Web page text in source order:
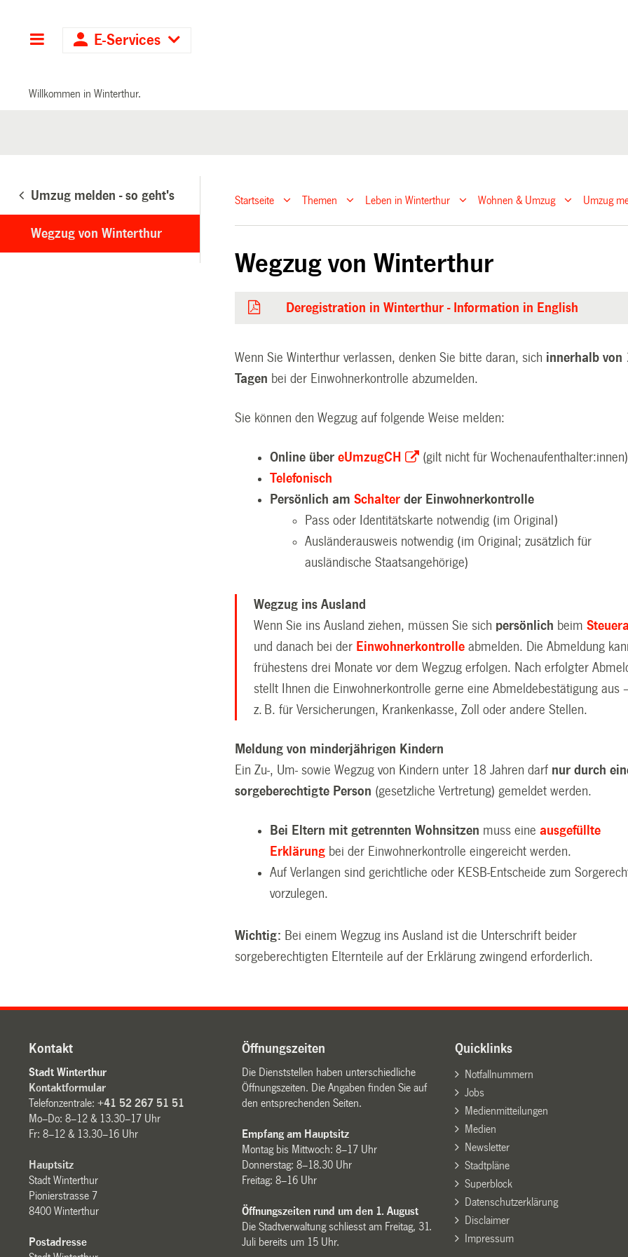
Hauptnavigation
E-Services
Willkommen in Winterthur.
Umzug melden - so geht's
Wegzug von Winterthur
Startseite Themen Leben in Winterthur Wohnen & Umzug Umzug
Wegzug von Winterthur
Deregistration in Winterthur - Information in English
Wenn Sie Winterthur verlassen, denken Sie bitte daran, sich innerhalb von
Tagen bei der Einwohnerkontrolle abzumelden.
Sie können den Wegzug auf folgende Weise melden:
Online übereUmzugCH
(gilt nicht für Wochenaufenthalter:innen)
Telefonisch
Persönlich amSchalter der Einwohnerkontrolle
Pass oder Identitätskarte notwendig (im Original)
Ausländerausweis notwendig (im Original; zusätzlich für
ausländische Staatsangehörige)
Wegzug ins Ausland
Wenn Sie ins Ausland ziehen, müssen Sie sich persönlich beim
und danach bei der Einwohnerkontrolle abmelden. Die Abmeldung
frühestens drei Monate vor dem Wegzug erfolgen. Nach erfolgter
stellt Ihnen die Einwohnerkontrolle gerne eine Abmeldebestätigung aus
z. B. für Versicherungen, Krankenkasse, Zoll oder andere Stellen.
Meldung von minderjährigen Kindern
Ein Zu-, Um- sowie Wegzug von Kindern unter 18 Jahren darf nur durch
sorgeberechtigte Person (gesetzliche Vertretung) gemeldet werden.
Bei Eltern mit getrennten Wohnsitzen muss eineausgefüllte
Erklärung bei der Einwohnerkontrolle eingereicht werden.
Auf Verlangen sind gerichtliche oder KESB-Entscheide zum
vorzulegen.
Wichtig: Bei einem Wegzug ins Ausland ist die Unterschrift beider
sorgeberechtigten Elternteile auf der Erklärung zwingend erforderlich.
Kontakt
Stadt Winterthur
Kontaktformular
Telefonzentrale:+41 52 267 51 51
Mo–Do: 8–12 & 13.30–17 Uhr
Fr: 8–12 & 13.30–16 Uhr
Hauptsitz
Stadt Winterthur
Pionierstrasse 7
8400 Winterthur
Postadresse
Öffnungszeiten
Die Dienststellen haben unterschiedliche
Öffnungszeiten. Die Angaben finden Sie auf
den entsprechenden Seiten.
Empfang am Hauptsitz
Montag bis Mittwoch: 8–17 Uhr
Donnerstag: 8–18.30 Uhr
Freitag: 8–16 Uhr
Öffnungszeiten rund um den 1. August
Die Stadtverwaltung schliesst am Freitag, 31.
Juli bereits um 15 Uhr.
Quicklinks
Notfallnummern
Jobs
Medienmitteilungen
Medien
Newsletter
Stadtpläne
Superblock
Datenschutzerklärung
Disclaimer
Impressum